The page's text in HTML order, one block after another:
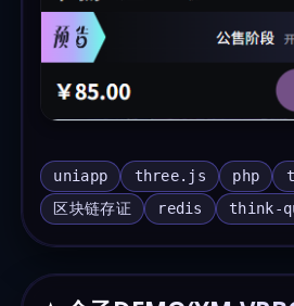
uniapp three.js php
区块链存证
redis think-